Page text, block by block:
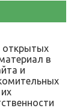
открытых
в
и